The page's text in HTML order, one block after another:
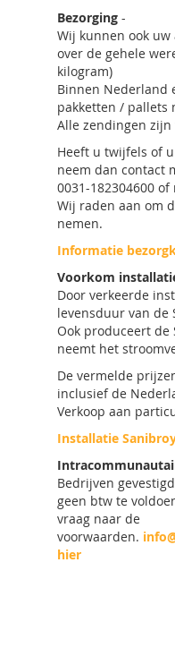
Bezorging -
Wij kunnen ook
over de gehele
kilogram)
Binnen Nederland
pakketten / pallets
Alle zendingen zijn
Heeft u twijfels of
neem dan contact
0031-182304600 of
Wij raden aan om
nemen.
Informatie
Voorkom
Door verkeerde
levensduur van de
Ook produceert
neemt het
De vermelde
inclusief de
Verkoop aan
Installatie
Bedrijven
geen btw te
vraag naar de
voorwaarden.
hier